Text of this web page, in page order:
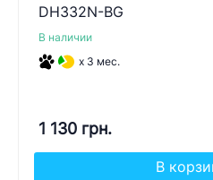
DH332N-BG
В наличии
x 3 мес.
1 130 грн.
В